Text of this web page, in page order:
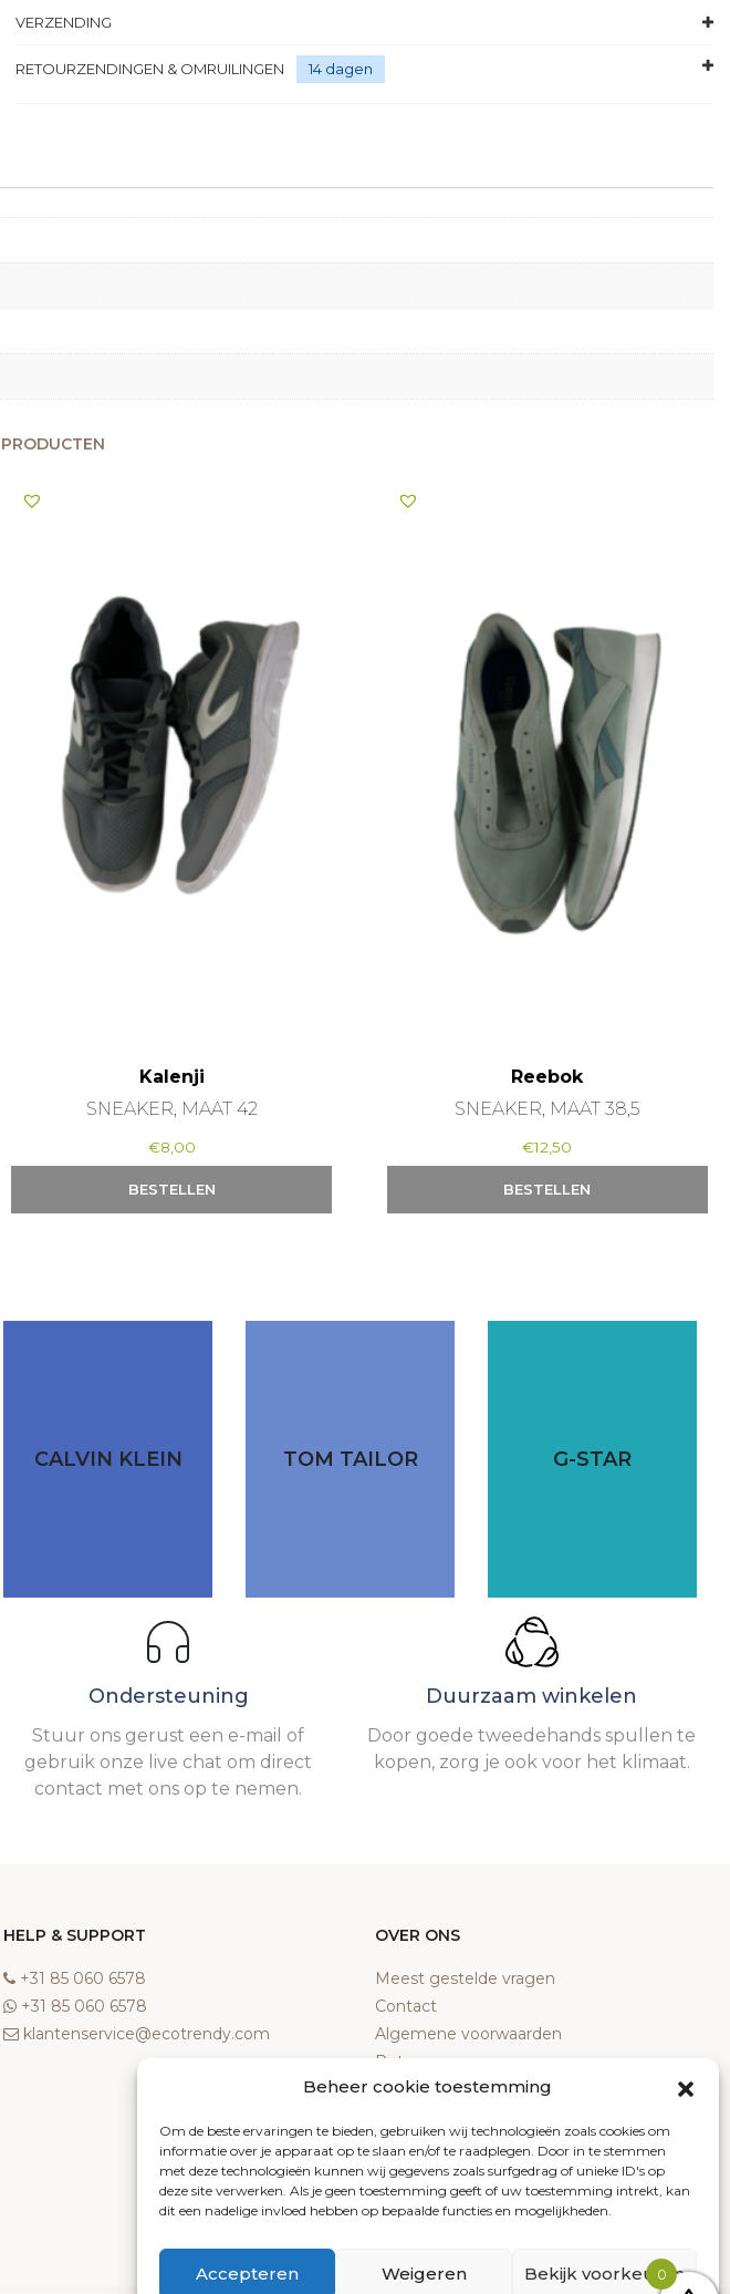
Beheer cookie toestemming
Om de beste ervaringen te bieden, gebruiken wij technologieën zoals cookies om
informatie over je apparaat op te slaan en/of te raadplegen. Door in te stemmen
met deze technologieën kunnen wij gegevens zoals surfgedrag of unieke ID's op
deze site verwerken. Als je geen toestemming geeft of uw toestemming intrekt, kan
dit een nadelige invloed hebben op bepaalde functies en mogelijkheden.
Accepteren Weigeren Bekijk voorkeuren
VERZENDING
RETOURZENDINGEN & OMRUILINGEN 14 dagen
Kalenji
SNEAKER, MAAT 42
€8,00
BESTELLEN
Reebok
SNEAKER, MAAT 38,5
€12,50
BESTELLEN
CALVIN KLEIN TOM TAILOR G-STAR
Ondersteuning
Stuur ons gerust een e-mail of
gebruik onze live chat om direct
contact met ons op te nemen.
Duurzaam winkelen
Door goede tweedehands spullen te
kopen, zorg je ook voor het klimaat.
HELP & SUPPORT
‎+31 85 060 6578
‎+31 85 060 6578
klantenservice@ecotrendy.com
OVER ONS
Meest gestelde vragen
Contact
Algemene voorwaarden
Retourneren
Klachten
Cookiebeleid
0